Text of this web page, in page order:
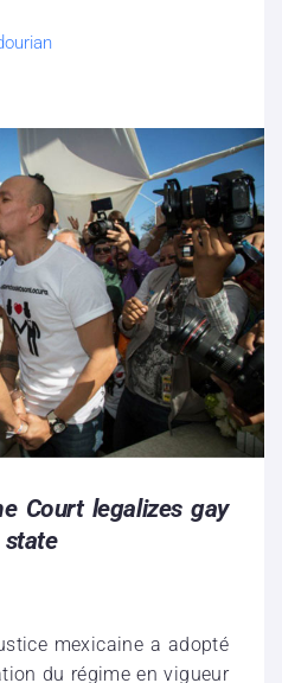
Court legalizes gay
state
mexicaine a adopté
du régime en vigueur